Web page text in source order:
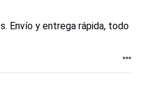
Envío y entrega rápida, todo